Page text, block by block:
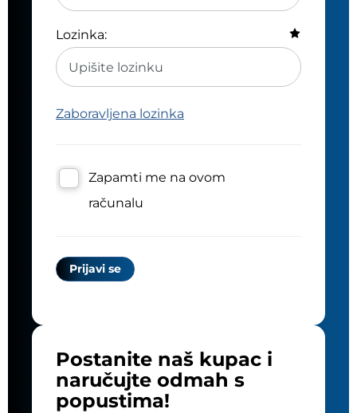
Lozinka:
Zaboravljena lozinka
Zapamti me na ovom
računalu
Postanite naš kupac i
naručujte odmah s
popustima!